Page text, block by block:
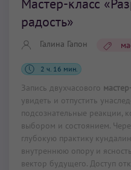
Мастер-класс
радость»
Галина Гапон
2 ч. 16 мин.
Запись двухчасового
увидеть и отпустить
подсознательные реакции,
выбором и состоянием.
глубокую практику
внутреннюю опору и
вектор будущего. Доступ